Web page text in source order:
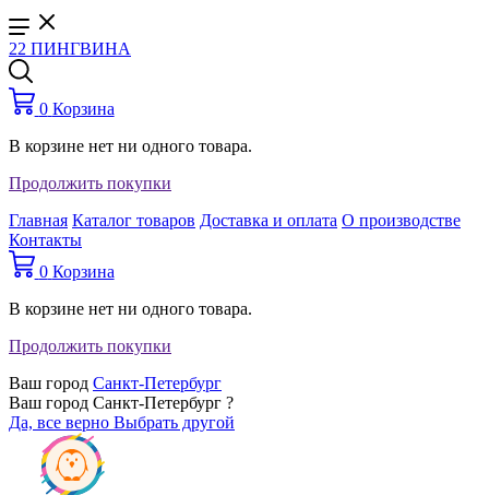
22 ПИНГВИНА
0 Корзина
В корзине нет ни одного товара.
Продолжить покупки
Главная Каталог товаров Доставка и оплата О производстве
Контакты
0 Корзина
В корзине нет ни одного товара.
Продолжить покупки
Ваш город Санкт-Петербург
Ваш город Санкт-Петербург ?
Да, все верно Выбрать другой